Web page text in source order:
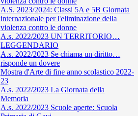
A.S. 2023/2024: Classi 5A e 5B Giornata
internazionale per l'eliminazione della
violenza contro le donne
A.s. 2022/2023 UN TERRITORIO…
LEGGENDARIO
A.s. 2022/2023 Se chiama un diritto…
risponde un dovere
Mostra d'Arte di fine anno scolastico 2022-
23
A.s. 2022/2023 La Giornata della
Memoria
A.s. 2022/2023 Scuole aperte: Scuola